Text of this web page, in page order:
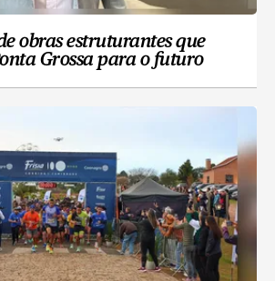
obras estruturantes que
Grossa para o futuro